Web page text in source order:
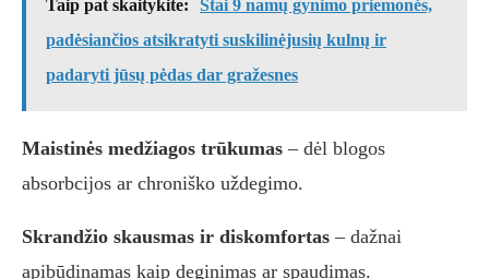
Taip pat skaitykite:
Štai 9 namų gynimo priemonės,
padėsiančios atsikratyti suskilinėjusių kulnų ir
padaryti jūsų pėdas dar gražesnes
Maistinės medžiagos trūkumas – dėl blogos
absorbcijos ar chroniško uždegimo.
Skrandžio skausmas ir diskomfortas – dažnai
apibūdinamas kaip deginimas ar spaudimas.